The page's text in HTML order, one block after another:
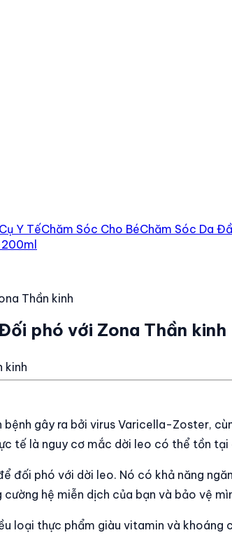
Y TếChăm Sóc Cho BéChăm Sóc Da
Thần kinh
phó với Zona Thần kinh
kinh
gây ra bởi virus Varicella-Zoster,
tế là nguy cơ mắc dời leo có thể tồn
đối phó với dời leo. Nó có khả năng
hệ miễn dịch của bạn và bảo vệ
loại thực phẩm giàu vitamin và